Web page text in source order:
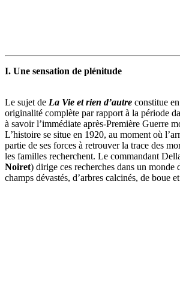
I. Une sensation de plénitude
Le sujet de La Vie et rien d’autre constitue
originalité complète par rapport à la période
à savoir l’immédiate après-Première Guerre
L’histoire se situe en 1920, au moment où
partie de ses forces à retrouver la trace des
les familles recherchent. Le commandant
Noiret) dirige ces recherches dans un monde
champs dévastés, d’arbres calcinés, de boue